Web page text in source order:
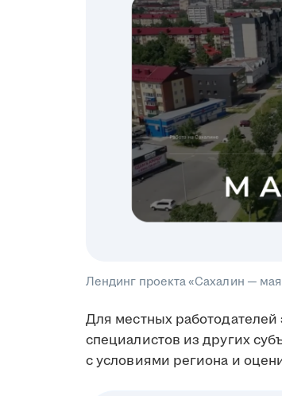
Лендинг проекта «Сахалин —
Для местных
специалистов из других
с условиями региона и